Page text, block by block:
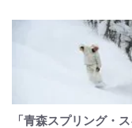
「青森スプリング・